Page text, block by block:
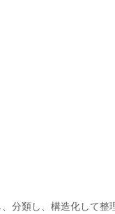
分類し、構造化して整